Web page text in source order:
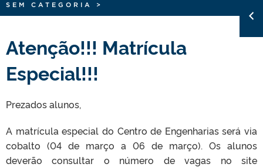
SEM CATEGORIA >
Atenção!!! Matrícula
Especial!!!
Prezados alunos,
A matrícula especial do Centro de Engenharias será via
cobalto (04 de março a 06 de março). Os alunos
deverão consultar o número de vagas no site